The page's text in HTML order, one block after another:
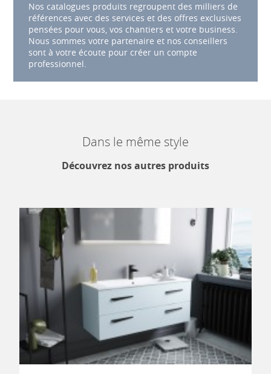
Nos catalogues produits regroupent des milliers de
références avec des services et des offres exclusives
pensées pour vous, vos chantiers et votre business.
Nous sommes votre partenaire et nos conseillers
sont à votre écoute pour créer un compte
professionnel.
Dans le même style
Découvrez nos autres produits